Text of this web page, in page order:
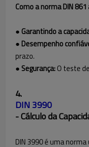
Como a norma DIN
● Garantindo a
● Desempenho
prazo.
● Segurança:O teste
4.
DIN 3990
- Cálculo da
DIN 3990 é uma